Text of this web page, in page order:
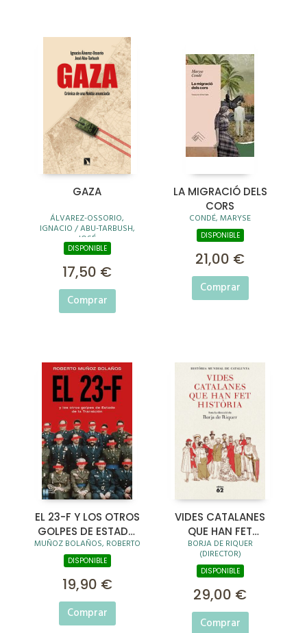
GAZA
ÁLVAREZ-OSSORIO,
IGNACIO / ABU-TARBUSH,
JOSÉ
DISPONIBLE
17,50 €
Comprar
LA MIGRACIÓ DELS
CORS
CONDÉ, MARYSE
DISPONIBLE
21,00 €
Comprar
EL 23-F Y LOS OTROS
GOLPES DE ESTADO
DE LA TRANSICIÓN
MUÑOZ BOLAÑOS, ROBERTO
DISPONIBLE
19,90 €
Comprar
VIDES CATALANES
QUE HAN FET
HISTÒRIA
BORJA DE RIQUER
(DIRECTOR)
DISPONIBLE
29,00 €
Comprar